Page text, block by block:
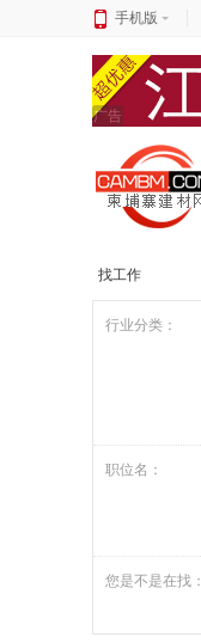
手机版
广告
找工作
行业分类：
职位名：
您是不是在找：